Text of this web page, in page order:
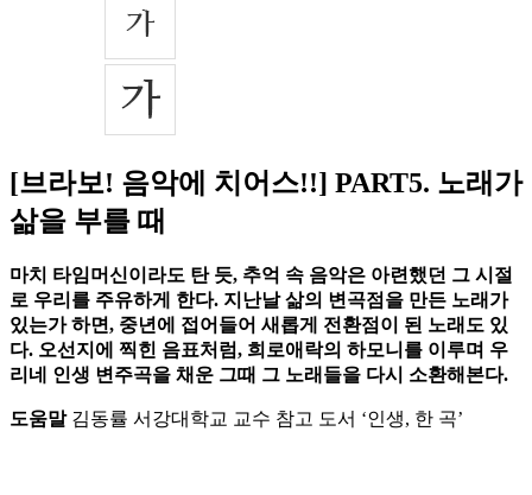
[브라보! 음악에 치어스!!] PART5. 노래가
삶을 부를 때
마치 타임머신이라도 탄 듯, 추억 속 음악은 아련했던 그 시절
로 우리를 주유하게 한다. 지난날 삶의 변곡점을 만든 노래가
있는가 하면, 중년에 접어들어 새롭게 전환점이 된 노래도 있
다. 오선지에 찍힌 음표처럼, 희로애락의 하모니를 이루며 우
리네 인생 변주곡을 채운 그때 그 노래들을 다시 소환해본다.
도움말김동률 서강대학교 교수 참고 도서 ‘인생, 한 곡’